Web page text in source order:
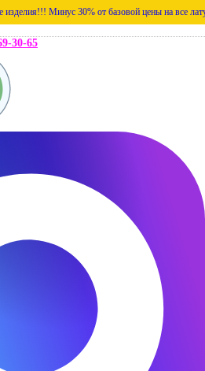
Минус 30% от базовой цены на все латунные
30-65